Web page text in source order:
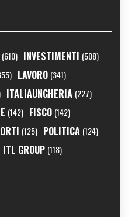
(610) INVESTIMENTI (508)
LAVORO (341)
ITALIAUNGHERIA (227)
(142) FISCO (142)
(125) POLITICA (124)
ITL GROUP (118)